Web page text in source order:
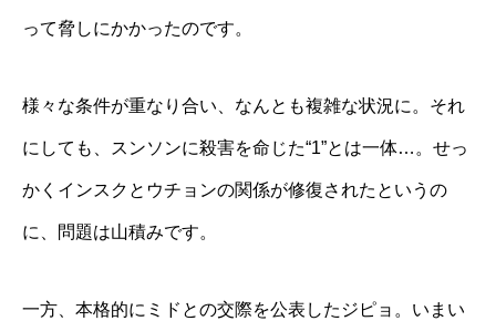
って脅しにかかったのです。
様々な条件が重なり合い、なんとも複雑な状況に。それ
にしても、スンソンに殺害を命じた“1”とは一体…。せっ
かくインスクとウチョンの関係が修復されたというの
に、問題は山積みです。
一方、本格的にミドとの交際を公表したジピョ。いまい